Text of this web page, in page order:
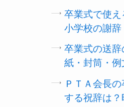
卒業式で使え
小学校の謝
卒業式の送辞
紙・封筒・
ＰＴＡ会長
する祝辞は